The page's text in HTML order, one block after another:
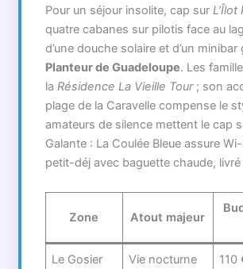
Pour un séjour insolite, cap sur L’Îlot
quatre cabanes sur pilotis face au
d’une douche solaire et d’un minibar
Planteur de Guadeloupe. Les
la Résidence La Vieille Tour; son
plage de la Caravelle compense le
amateurs de silence mettent le cap
Galante : La Coulée Bleue assure
petit-déj avec baguette chaude,
Zone Atout majeur
Le Gosier Vie nocturne 110